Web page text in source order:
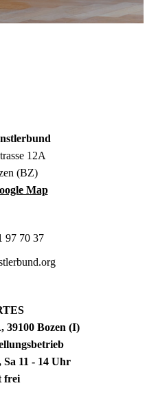
12A
(BZ)
Map
97 70 37
39100 Bozen (I)
11 - 14 Uhr
frei